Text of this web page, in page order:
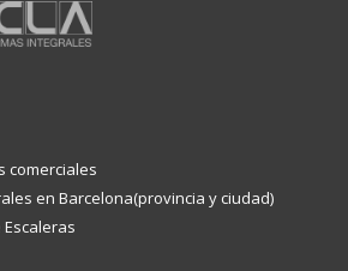
comerciales
en Barcelona(provincia y ciudad)
Escaleras